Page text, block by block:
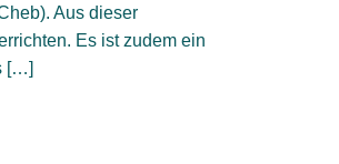
Aus dieser
Es ist zudem ein
[…]